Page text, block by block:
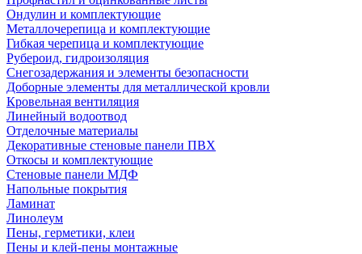
Ондулин и комплектующие
Металлочерепица и комплектующие
Гибкая черепица и комплектующие
Рубероид, гидроизоляция
Снегозадержания и элементы безопасности
Доборные элементы для металлической кровли
Кровельная вентиляция
Линейный водоотвод
Отделочные материалы
Декоративные стеновые панели ПВХ
Откосы и комплектующие
Стеновые панели МДФ
Напольные покрытия
Ламинат
Линолеум
Пены, герметики, клеи
Пены и клей-пены монтажные